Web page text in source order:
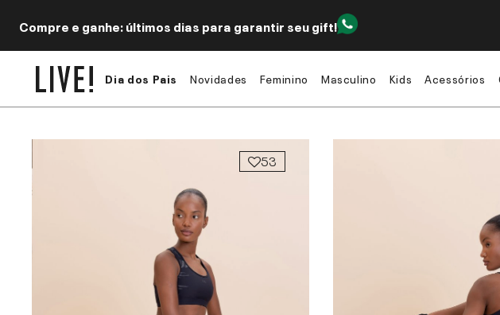
Compre e ganhe: últimos dias para garantir seu gift!
Dia dos Pais Novidades Feminino Masculino Kids Acessórios
53